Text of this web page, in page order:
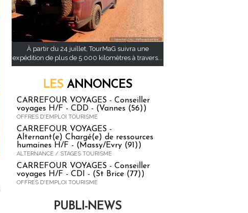
À partir du 24 juillet, TourMaG suivra une
expédition de plus de 5 000 kilomètres à travers...
LES ANNONCES
CARREFOUR VOYAGES - Conseiller
voyages H/F - CDD - (Vannes (56))
OFFRES D'EMPLOI TOURISME
CARREFOUR VOYAGES -
Alternant(e) Chargé(e) de ressources
humaines H/F - (Massy/Evry (91))
ALTERNANCE / STAGES TOURISME
CARREFOUR VOYAGES - Conseiller
voyages H/F - CDI - (St Brice (77))
OFFRES D'EMPLOI TOURISME
PUBLI-NEWS